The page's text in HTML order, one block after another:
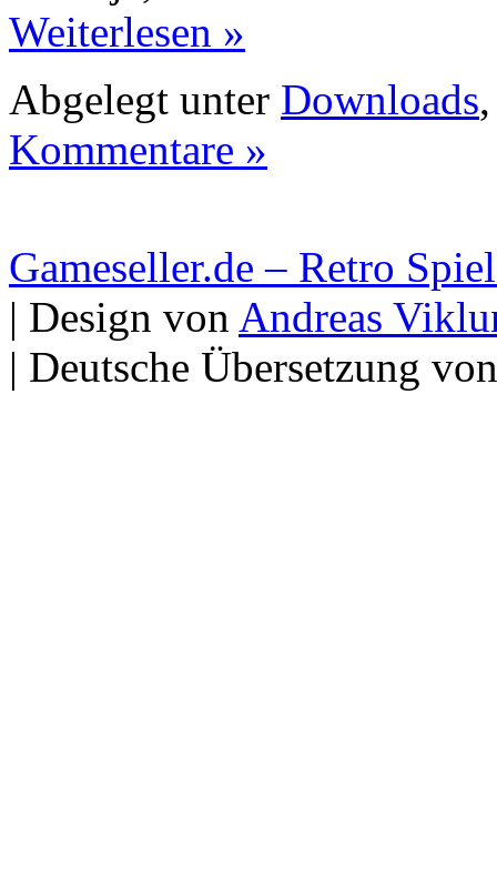
Weiterlesen »
Abgelegt unter Downloads
Kommentare »
Gameseller.de – Retro
| Design von Andreas
| Deutsche Übersetzung